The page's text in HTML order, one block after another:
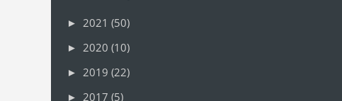
► 2021 (50)
► 2020 (10)
► 2019 (22)
► 2017 (5)